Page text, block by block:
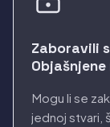
Zaboravili
Mogu li se
jednoj stvari,